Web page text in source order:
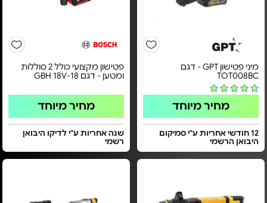
מיני פטישון GPT - דגם
TOT008BC
מחיר מיוחד
12 חודשי אחריות ע"י סמיקום
היבואן הרשמי
פטישון מקצועי כולל 2 סוללות
ומטען - דגם GBH 18V-18
מחיר מיוחד
שנה אחריות ע"י לדיקו היבואן
רשמי